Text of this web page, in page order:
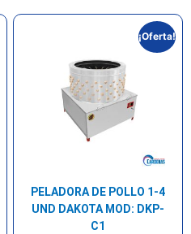
¡Oferta!
PELADORA DE POLLO 1-4
UND DAKOTA MOD: DKP-
C1